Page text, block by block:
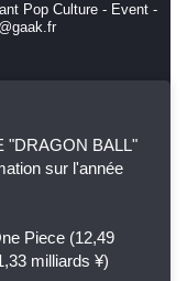
Pop Culture - Event -
"DRAGON BALL"
sur l'année
Piece (12,49
milliards ¥)